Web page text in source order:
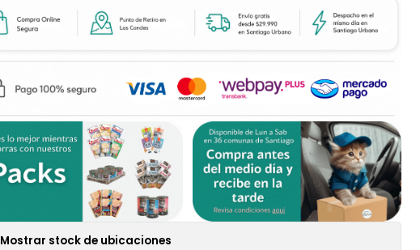
Mostrar stock de ubicaciones